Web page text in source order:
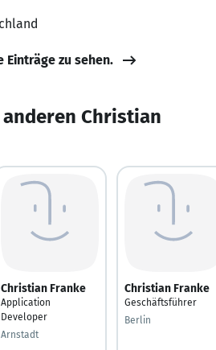
Einträge zu sehen.
Christian
Christian Franke
Application
Developer
Arnstadt
Christian Franke
Geschäftsführer
Berlin